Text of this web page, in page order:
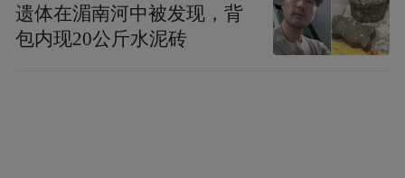
遗体在湄南河中被发现，背
包内现20公斤水泥砖